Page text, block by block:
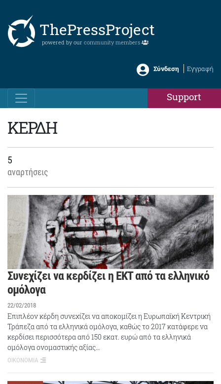
ThePressProject
powered by our community members
Σύνδεση Εγγραφή
Support
ΚΕΡΔΗ
5
αναρτήσεις
Συνεχίζει να κερδίζει η ΕΚΤ από τα ελληνικό
ομόλογα
22/02/2018
Επιπλέον κέρδη συνεχίζει να αποκομίζει η Ευρωπαϊκή Κεντρική
Τράπεζα από τα ελληνικά ομόλογα, καθώς το 2017 κατάφερε να
κερδίσει περισσότερα από 150 εκατ. ευρώ από τα ελληνικά
ομόλογα ονομαστικής αξίας…
ΟΙΚΟΝΟΜΙΑ